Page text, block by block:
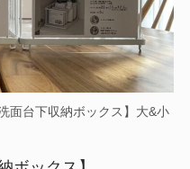
面台下収納ボックス】大&小